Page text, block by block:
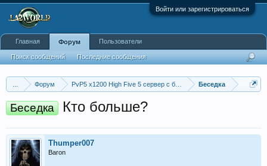
Войти или зарегистрироваться
Форум PvP5 x1200 High Five 5 сервер с баферомБеседка
Беседка Кто больше?
Thumper007
Baron
Главная Форум
Поиск сообщений Последние сообщения
Пользователи